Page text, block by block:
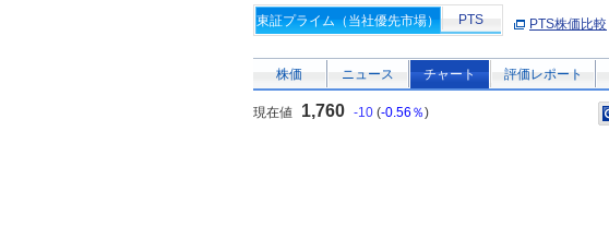
東証プライム（当社優先市場） PTS PTS株価比較
株価 ニュース チャート 評価レポート
現在値 1,760 -10 (-0.56％)